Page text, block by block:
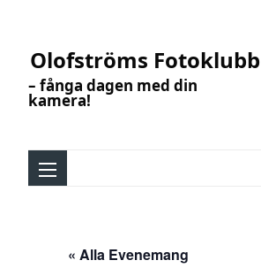
Olofströms Fotoklubb
– fånga dagen med din
kamera!
« Alla Evenemang